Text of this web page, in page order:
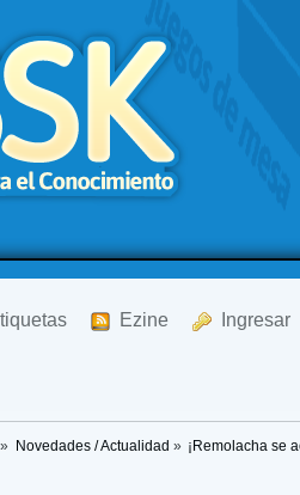
Ezine Ingresar
Novedades / Actualidad » ¡Remolacha se